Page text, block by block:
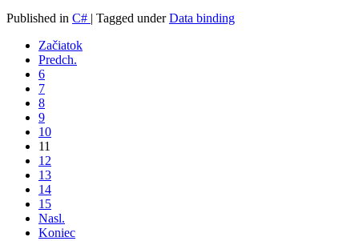
Published in C# | Tagged under Data binding
Začiatok
Predch.
6
7
8
9
10
11
12
13
14
15
Nasl.
Koniec